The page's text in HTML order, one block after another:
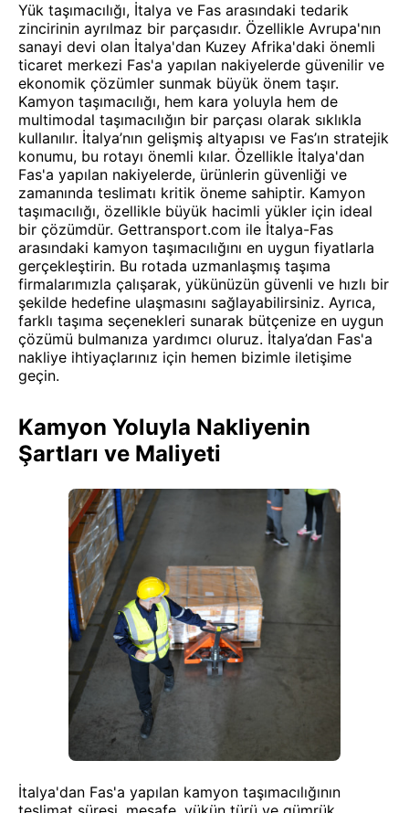
Yük taşımacılığı, İtalya ve Fas arasındaki tedarik
zincirinin ayrılmaz bir parçasıdır. Özellikle Avrupa'nın
sanayi devi olan İtalya'dan Kuzey Afrika'daki önemli
ticaret merkezi Fas'a yapılan nakiyelerde güvenilir ve
ekonomik çözümler sunmak büyük önem taşır.
Kamyon taşımacılığı, hem kara yoluyla hem de
multimodal taşımacılığın bir parçası olarak sıklıkla
kullanılır. İtalya’nın gelişmiş altyapısı ve Fas’ın stratejik
konumu, bu rotayı önemli kılar. Özellikle İtalya'dan
Fas'a yapılan nakiyelerde, ürünlerin güvenliği ve
zamanında teslimatı kritik öneme sahiptir. Kamyon
taşımacılığı, özellikle büyük hacimli yükler için ideal
bir çözümdür. Gettransport.com ile İtalya-Fas
arasındaki kamyon taşımacılığını en uygun fiyatlarla
gerçekleştirin. Bu rotada uzmanlaşmış taşıma
firmalarımızla çalışarak, yükünüzün güvenli ve hızlı bir
şekilde hedefine ulaşmasını sağlayabilirsiniz. Ayrıca,
farklı taşıma seçenekleri sunarak bütçenize en uygun
çözümü bulmanıza yardımcı oluruz. İtalya’dan Fas'a
nakliye ihtiyaçlarınız için hemen bizimle iletişime
geçin.
Kamyon Yoluyla Nakliyenin
Şartları ve Maliyeti
İtalya'dan Fas'a yapılan kamyon taşımacılığının